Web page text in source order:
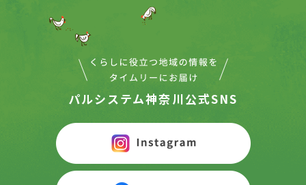
パルシステム神奈川公式SNS